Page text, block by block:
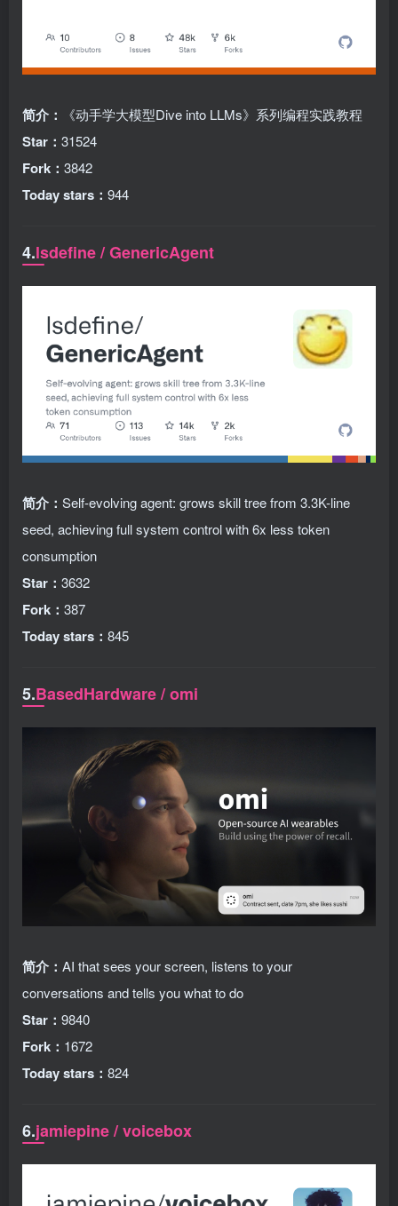
简介： 《动手学大模型Dive into LLMs》系列编程实践教程
Star： 31524
Fork： 3842
Today stars： 944
4.lsdefine / GenericAgent
简介： Self-evolving agent: grows skill tree from 3.3K-line
seed, achieving full system control with 6x less token
consumption
Star： 3632
Fork： 387
Today stars： 845
5.BasedHardware / omi
简介： AI that sees your screen, listens to your
conversations and tells you what to do
Star： 9840
Fork： 1672
Today stars： 824
6.jamiepine / voicebox